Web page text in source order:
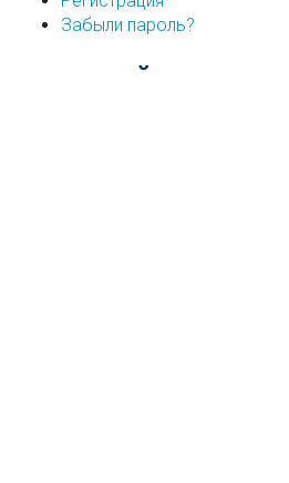
Забыли пароль?
...или войдите